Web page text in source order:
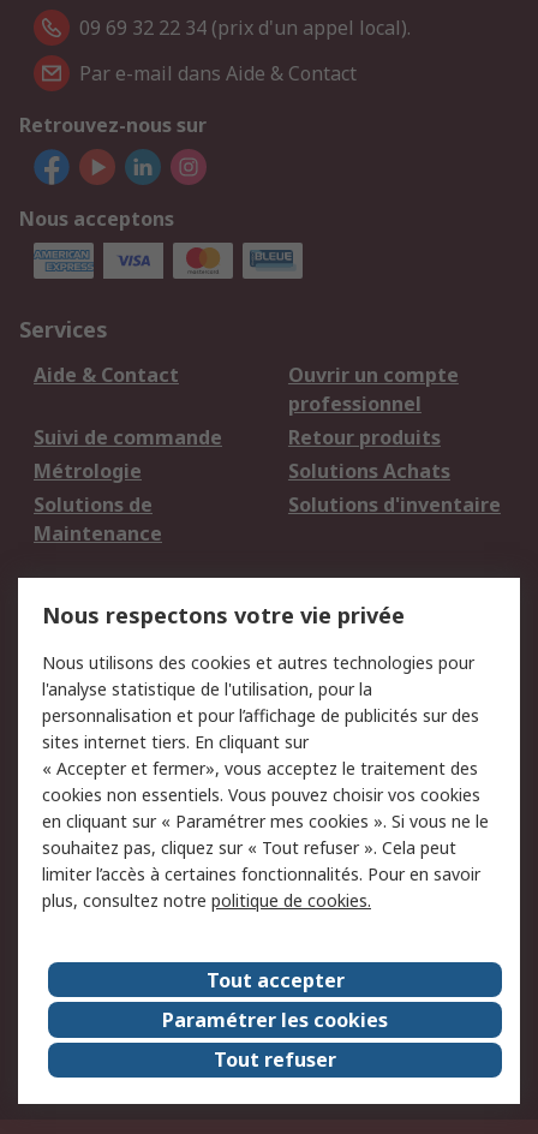
09 69 32 22 34 (prix d'un appel local).
Par e-mail dans Aide & Contact
Retrouvez-nous sur
Nous acceptons
Services
Aide & Contact
Ouvrir un compte
professionnel
Suivi de commande
Retour produits
Métrologie
Solutions Achats
Solutions de
Maintenance
Solutions d'inventaire
du site
Politique de protection
des données - Mise à
jour
Sécurité des E-mails
Conditions générales
de vente
Politique anti-
corruption
Campagnes marketing
A propos de RS
A propos de RS France
Evénements
Le groupe RS Group Plc
Presse
RS dans le monde
Démarche RSE
Nous rejoindre
RS Particuliers
Nous respectons votre vie privée
Nous utilisons des cookies et autres technologies pour
l'analyse statistique de l'utilisation, pour la
personnalisation et pour l’affichage de publicités sur des
sites internet tiers. En cliquant sur
« Accepter et fermer», vous acceptez le traitement des
cookies non essentiels. Vous pouvez choisir vos cookies
en cliquant sur « Paramétrer mes cookies ». Si vous ne le
souhaitez pas, cliquez sur « Tout refuser ». Cela peut
limiter l’accès à certaines fonctionnalités. Pour en savoir
plus, consultez notre politique de cookies.
Tout accepter
Paramétrer les cookies
Tout refuser